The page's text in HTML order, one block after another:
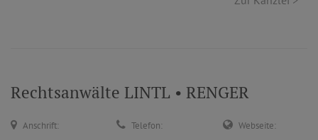
Rechtsanwälte LINTL • RENGER
Anschrift: Telefon: Webseite: